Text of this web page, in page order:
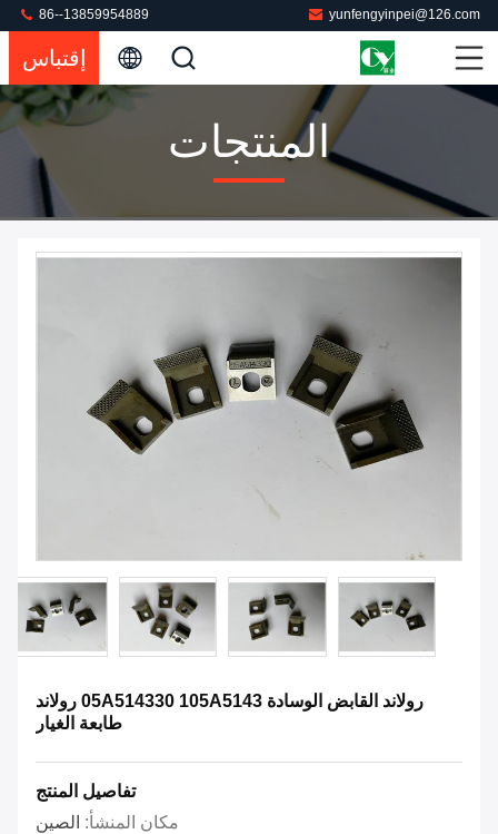
yunfengyinpei@126.com
86--13859954889
إقتباس
المنتجات
رولاند القابض الوسادة 05A514330 105A5143 رولاند
طابعة الغيار
تفاصيل المنتج
مكان المنشأ: الصين